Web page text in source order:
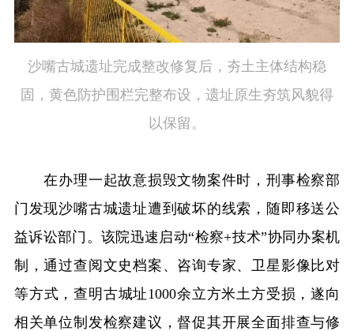
沙嘴古城遗址完成整改修复后，夯土主体结构稳
固，黄色防护围栏完整布设，遗址原生夯筑风貌得
以保留。
在办理一起故意损毁文物案件时，刑事检察部
门发现沙嘴古城遗址遭到破坏的线索，随即移送公
益诉讼部门。该院迅速启动“检察+技术”协同办案机
制，通过查阅文史档案、咨询专家、卫星影像比对
等方式，查明古城址1000余立方米土方受损，遂向
相关单位制发检察建议，督促其开展全面排查与修